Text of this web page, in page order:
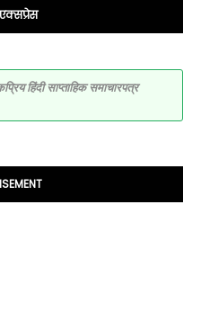
हिंदी साप्ताहिक समाचारपत्र